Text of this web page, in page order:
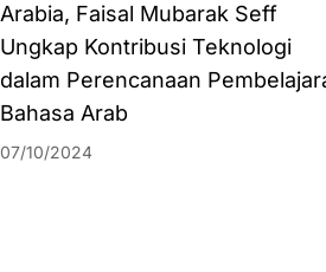
Arabia, Faisal Mubarak Seff
Ungkap Kontribusi Teknologi
dalam Perencanaan
Bahasa Arab
07/10/2024